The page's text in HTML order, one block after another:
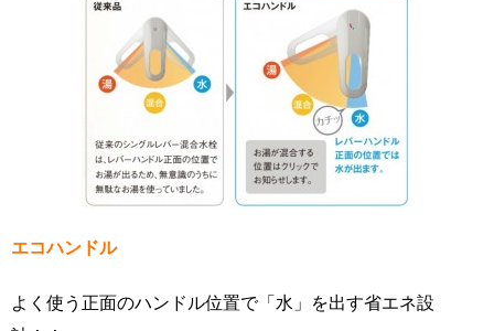
エコハンドル
よく使う正面のハンドル位置で「水」を出す省エネ設